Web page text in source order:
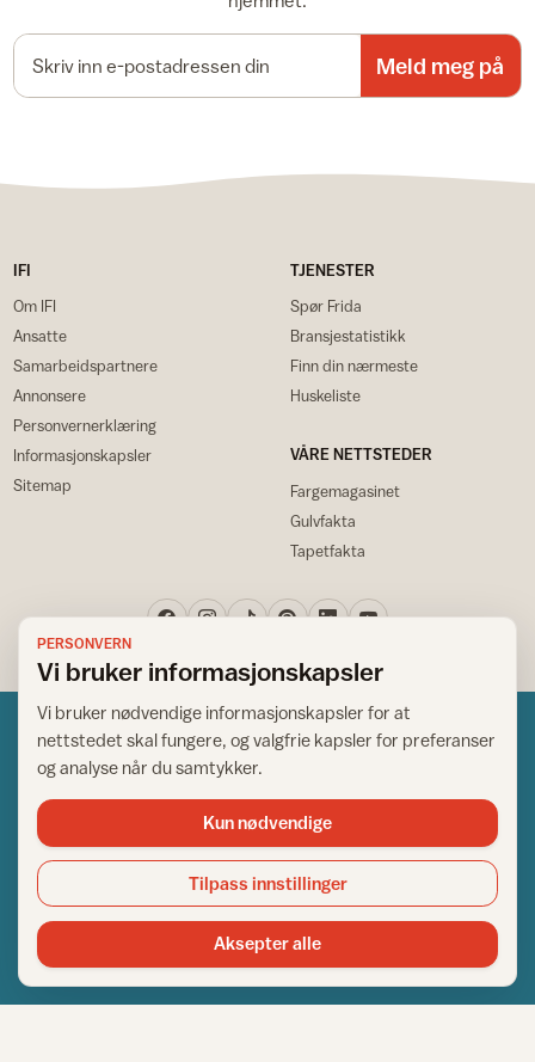
Meld meg på
IFI
Om IFI
Ansatte
Samarbeidspartnere
Annonsere
Personvernerklæring
Informasjonskapsler
Sitemap
TJENESTER
Spør Frida
Bransjestatistikk
Finn din nærmeste
Huskeliste
VÅRE NETTSTEDER
Fargemagasinet
Gulvfakta
Tapetfakta
Norsk råd for hjem og bygg
Copyright © 1995-2026. All Rights Reserved.
Ansvarlig redaktør: Helge Bod Vangen
Utgiver: IFI - Norsk råd for hjem og bygg
PERSONVERN
Vi bruker informasjonskapsler
Vi bruker nødvendige informasjonskapsler for at
nettstedet skal fungere, og valgfrie kapsler for preferanser
og analyse når du samtykker.
Kun nødvendige
Tilpass innstillinger
Aksepter alle